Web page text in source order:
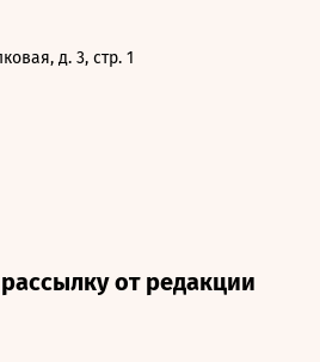
д. 3, стр. 1